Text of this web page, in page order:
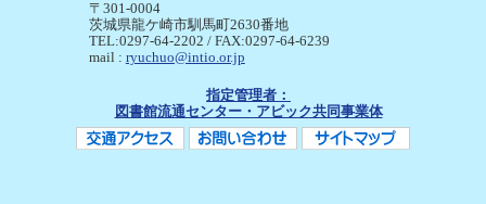
〒301-0004
茨城県龍ケ崎市馴馬町2630番地
TEL:0297-64-2202 / FAX:0297-64-6239
mail : ryuchuo@intio.or.jp
指定管理者：
図書館流通センター・アビック共同事業体